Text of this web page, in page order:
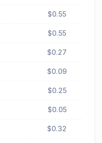
$0.55
$0.55
$0.27
$0.09
$0.25
$0.05
$0.32